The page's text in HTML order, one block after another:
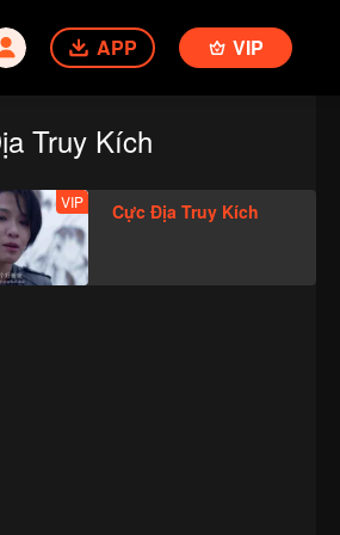
APP VIP
Truy Kích
VIP Cực Địa Truy Kích